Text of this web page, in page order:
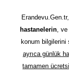
hastanelerin, ve
konum
ayrıca günlük
tamamen